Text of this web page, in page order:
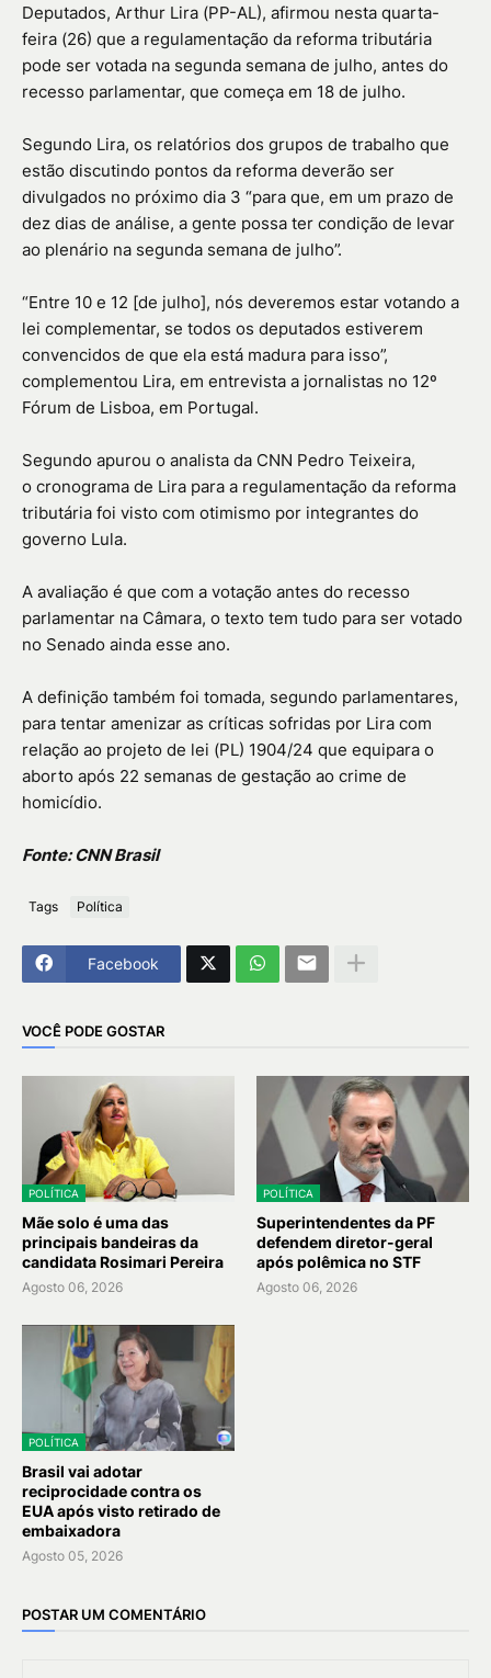
Deputados, Arthur Lira (PP-AL), afirmou nesta quarta-
feira (26) que a regulamentação da reforma tributária
pode ser votada na segunda semana de julho, antes do
recesso parlamentar, que começa em 18 de julho.
Segundo Lira, os relatórios dos grupos de trabalho que
estão discutindo pontos da reforma deverão ser
divulgados no próximo dia 3 “para que, em um prazo de
dez dias de análise, a gente possa ter condição de levar
ao plenário na segunda semana de julho”.
“Entre 10 e 12 [de julho], nós deveremos estar votando a
lei complementar, se todos os deputados estiverem
convencidos de que ela está madura para isso”,
complementou Lira, em entrevista a jornalistas no 12º
Fórum de Lisboa, em Portugal.
Segundo apurou o analista da CNN Pedro Teixeira,
o cronograma de Lira para a regulamentação da reforma
tributária foi visto com otimismo por integrantes do
governo Lula.
A avaliação é que com a votação antes do recesso
parlamentar na Câmara, o texto tem tudo para ser votado
no Senado ainda esse ano.
A definição também foi tomada, segundo parlamentares,
para tentar amenizar as críticas sofridas por Lira com
relação ao projeto de lei (PL) 1904/24 que equipara o
aborto após 22 semanas de gestação ao crime de
homicídio.
Fonte: CNN Brasil
Tags Política
Facebook
VOCÊ PODE GOSTAR
POLÍTICA
Mãe solo é uma das
principais bandeiras da
candidata Rosimari Pereira
Agosto 06, 2026
POLÍTICA
Superintendentes da PF
defendem diretor-geral
após polêmica no STF
Agosto 06, 2026
POLÍTICA
Brasil vai adotar
reciprocidade contra os
EUA após visto retirado de
embaixadora
Agosto 05, 2026
POSTAR UM COMENTÁRIO